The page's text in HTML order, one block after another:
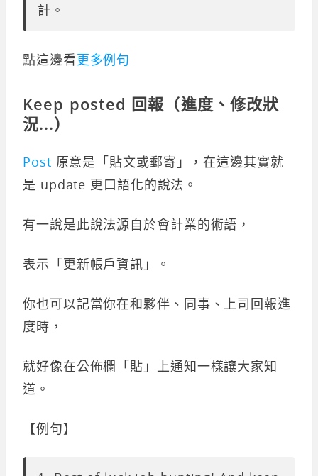
計。
點這邊看更多例句
Keep posted 回報（進度、修改狀
況...）
Post 原意是「貼文或郵寄」，在這邊其實就
是 update 更口語化的說法。
有一說是此說法源自於會計業的術語，
表示「更新帳戶資訊」。
你也可以記當你在和夥伴、同事、上司回報進
度時，
就好像在公佈欄「貼」上通知一樣讓大家知
道。
【例句】